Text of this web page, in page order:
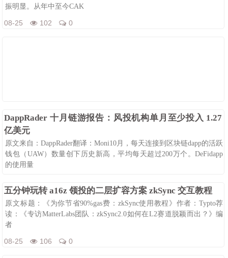
振明显。从年中至今CAK
08-25 102 0
DappRader 十月链游报告：风投机构单月至少投入 1.27
亿美元
原文来自：DappRader翻译：Moni10月，每天连接到区块链dapp的活跃
钱包（UAW）数量创下历史新高，平均每天超过200万个。DeFidapp
的使用量
五分钟玩转 a16z 领投的二层扩容方案 zkSync 交互教程
原文标题：《为你节省90%gas费：zkSync使用教程》作者：Typto荐
读：《专访MatterLabs团队：zkSync2.0如何在L2赛道脱颖而出？》编
者
08-25 106 0